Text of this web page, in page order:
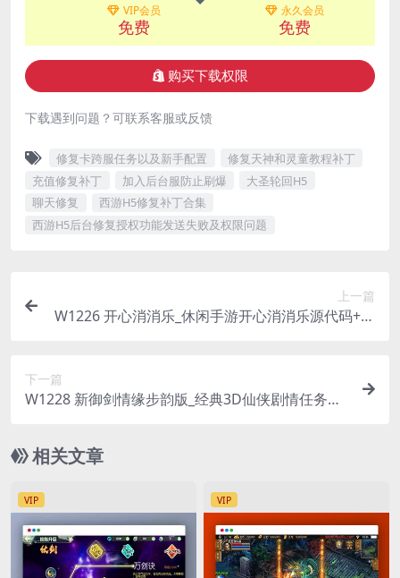
VIP会员
免费
永久会员
免费
购买下载权限
下载遇到问题？可联系客服或反馈
修复卡跨服任务以及新手配置
修复天神和灵童教程补丁
充值修复补丁
加入后台服防止刷爆
大圣轮回H5
聊天修复
西游H5修复补丁合集
西游H5后台修复授权功能发送失败及权限问题
上一篇
W1226 开心消消乐_休闲手游开心消消乐源代码+仅
下一篇
W1228 新御剑情缘步韵版_经典3D仙侠剧情任务手
程_多功能GM网页授权后台
相关文章
VIP VIP